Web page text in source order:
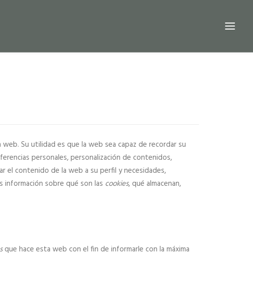
Su utilidad es que la web sea capaz de recordar su
personales, personalización de contenidos,
el contenido de la web a su perfil y necesidades,
información sobre qué son las cookies, qué almacenan,
que hace esta web con el fin de informarle con la máxima